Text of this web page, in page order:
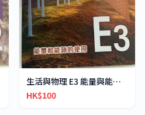
生活與物理 E3 能量與能源的運用
HK$100